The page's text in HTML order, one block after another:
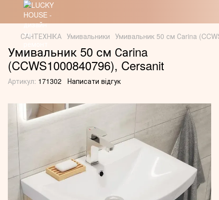
САНТЕХНІКА Умивальники Умивальник 50 см Саrina
Умивальник 50 см Саrina
(CCWS1000840796), Cersanit
Артикул: 171302 Написати відгук